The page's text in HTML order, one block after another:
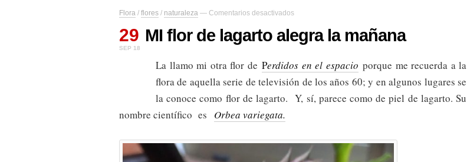
Flora / flores / naturaleza — Comentarios desactivados
de
la
mañana
29
SEP 18
MI flor de lagarto alegra la mañana
La llamo mi otra flor de Perdidos en el espacio porque me recuerda a la
flora de aquella serie de televisión de los años 60; y en algunos lugares se
la conoce como flor de lagarto. Y, sí, parece como de piel de lagarto. Su
nombre científico es Orbea variegata.